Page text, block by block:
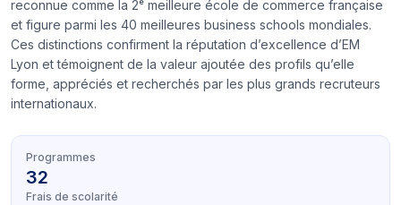
reconnue comme la 2ᵉ meilleure école de commerce française
et figure parmi les 40 meilleures business schools mondiales.
Ces distinctions confirment la réputation d’excellence d’EM
Lyon et témoignent de la valeur ajoutée des profils qu’elle
forme, appréciés et recherchés par les plus grands recruteurs
internationaux.
Programmes
32
Frais de scolarité